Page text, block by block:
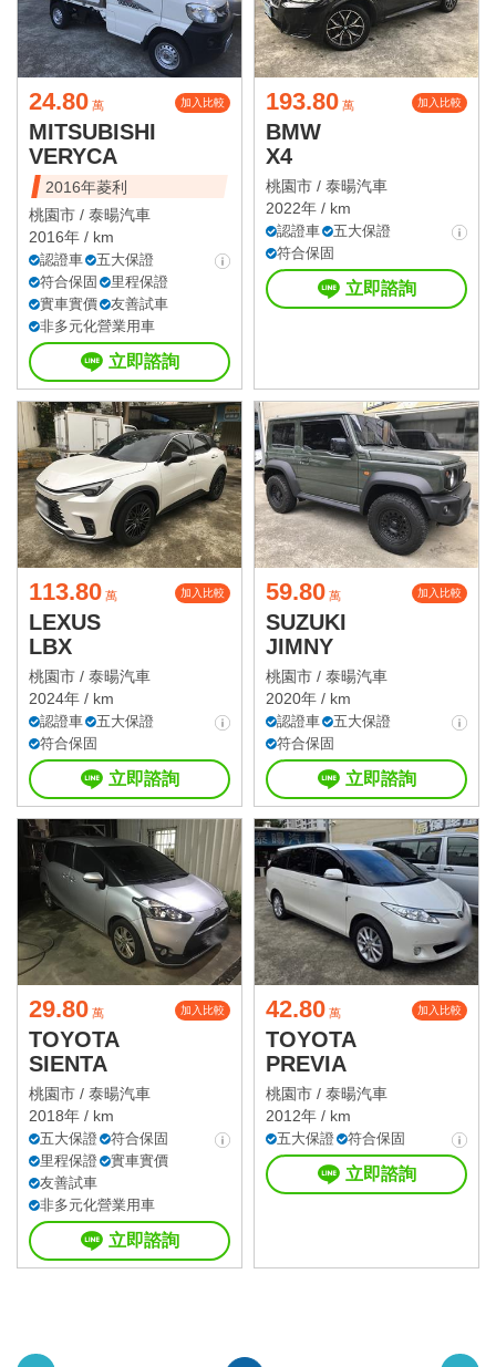
24.80 萬 加入比較
MITSUBISHI
VERYCA
2016年菱利
桃園市 / 泰暘汽車
2016年 / km
認證車
五大保證
符合保固
里程保證
實車實價
友善試車
非多元化營業用車
立即諮詢
193.80 萬 加入比較
BMW
X4
桃園市 / 泰暘汽車
2022年 / km
認證車
五大保證
符合保固
立即諮詢
113.80 萬 加入比較
LEXUS
LBX
桃園市 / 泰暘汽車
2024年 / km
認證車
五大保證
符合保固
立即諮詢
59.80 萬 加入比較
SUZUKI
JIMNY
桃園市 / 泰暘汽車
2020年 / km
認證車
五大保證
符合保固
立即諮詢
29.80 萬 加入比較
TOYOTA
SIENTA
桃園市 / 泰暘汽車
2018年 / km
五大保證
符合保固
里程保證
實車實價
友善試車
非多元化營業用車
立即諮詢
42.80 萬 加入比較
TOYOTA
PREVIA
桃園市 / 泰暘汽車
2012年 / km
五大保證 符合保固
立即諮詢